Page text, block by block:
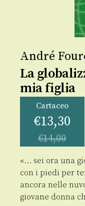
André
La
mia figlia
Cartaceo
€13,30
€14,00
«… sei ora una
con i piedi per
ancora nelle
giovane donna